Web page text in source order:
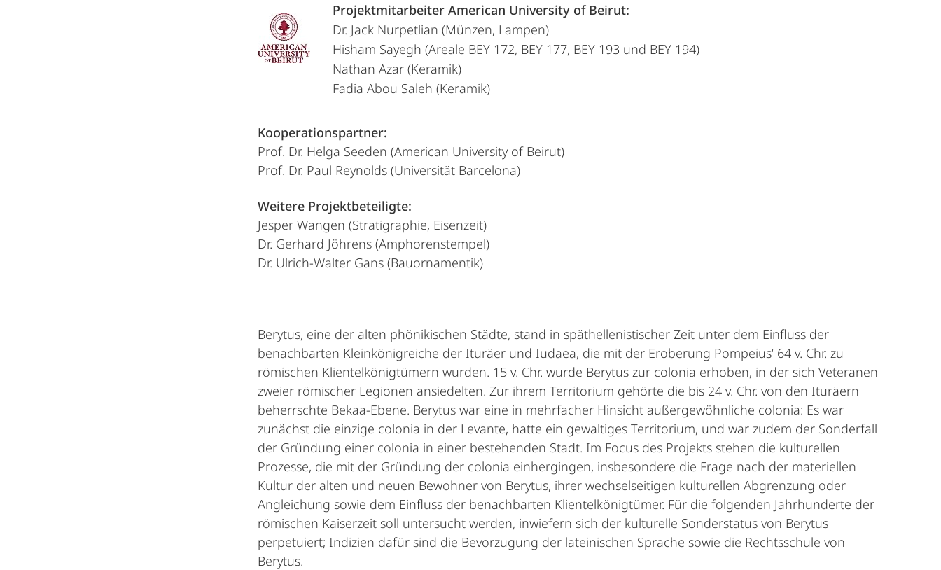
Projektmitarbeiter American University of Beirut:
Dr. Jack Nurpetlian (Münzen, Lampen)
Hisham Sayegh (Areale BEY 172, BEY 177, BEY 193 und BEY 194)
Nathan Azar (Keramik)
Fadia Abou Saleh (Keramik)
Kooperationspartner:
Prof. Dr. Helga Seeden (American University of Beirut)
Prof. Dr. Paul Reynolds (Universität Barcelona)
Weitere Projektbeteiligte:
Jesper Wangen (Stratigraphie, Eisenzeit)
Dr. Gerhard Jöhrens (Amphorenstempel)
Dr. Ulrich-Walter Gans (Bauornamentik)
Berytus, eine der alten phönikischen Städte, stand in späthellenistischer Zeit unter dem Einfluss der
benachbarten Kleinkönigreiche der Ituräer und Iudaea, die mit der Eroberung Pompeius‘ 64 v. Chr. zu
römischen Klientelkönigtümern wurden. 15 v. Chr. wurde Berytus zur colonia erhoben, in der sich Veteranen
zweier römischer Legionen ansiedelten. Zur ihrem Territorium gehörte die bis 24 v. Chr. von den Ituräern
beherrschte Bekaa-Ebene. Berytus war eine in mehrfacher Hinsicht außergewöhnliche colonia: Es war
zunächst die einzige colonia in der Levante, hatte ein gewaltiges Territorium, und war zudem der Sonderfall
der Gründung einer colonia in einer bestehenden Stadt. Im Focus des Projekts stehen die kulturellen
Prozesse, die mit der Gründung der colonia einhergingen, insbesondere die Frage nach der materiellen
Kultur der alten und neuen Bewohner von Berytus, ihrer wechselseitigen kulturellen Abgrenzung oder
Angleichung sowie dem Einfluss der benachbarten Klientelkönigtümer. Für die folgenden Jahrhunderte der
römischen Kaiserzeit soll untersucht werden, inwiefern sich der kulturelle Sonderstatus von Berytus
perpetuiert; Indizien dafür sind die Bevorzugung der lateinischen Sprache sowie die Rechtsschule von
Berytus.